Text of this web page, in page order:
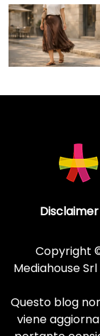
Disclaimer
Copyright
Mediahouse
Questo blog
viene